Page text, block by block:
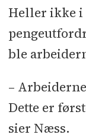
Heller ikke i
ble
–
Dette er
sier Næss.